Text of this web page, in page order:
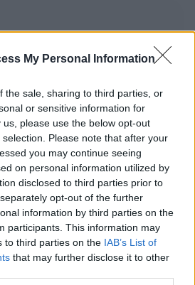
My Personal Information
the sale, sharing to third parties, or
or sensitive information for
please use the below opt-out
Please note that after your
you may continue seeing
on personal information utilized by
disclosed to third parties prior to
opt-out of the further
information by third parties on the
participants. This information may
to third parties on the IAB’s List of
that may further disclose it to other